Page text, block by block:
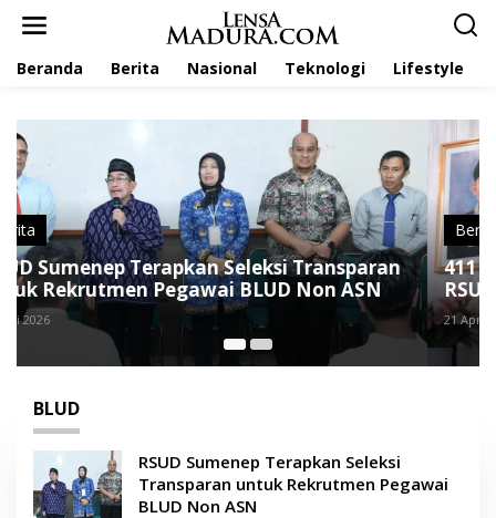
Beranda Berita Nasional Teknologi Lifestyle
Berita,Kesehatan
411 Peserta Lolos Administrasi Seleksi BLUD
RSUD Sumenep
21 April 2026
BLUD
RSUD Sumenep Terapkan Seleksi
Transparan untuk Rekrutmen Pegawai
BLUD Non ASN